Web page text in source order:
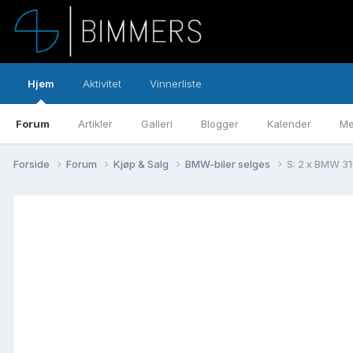
Hjem
Forum Artikler Galleri Blogger Kalender
Aktivitet Vinnerliste
Forside Forum Kjøp & Salg BMW-biler selges S: 2 x BMW